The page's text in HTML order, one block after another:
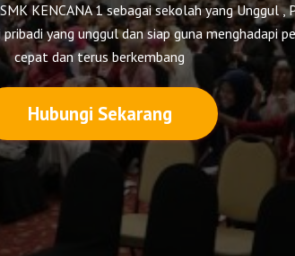
KENCANA 1 sebagai sekolah yang Unggul
yang unggul dan siap guna menghadapi
cepat dan terus berkembang
Hubungi Sekarang